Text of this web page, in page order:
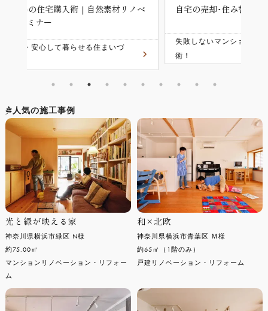
自宅の売却･住み替えの進め方セミナー
失敗しないマンション/戸建て住み替え成功
人気の施工事例
光と緑が映える家
神奈川県横浜市緑区 N様
約75.00㎡
マンションリノベーション・リフォー
ム
和×北欧
神奈川県横浜市青葉区 Ｍ様
約65㎡（1階のみ）
戸建リノベーション・リフォーム